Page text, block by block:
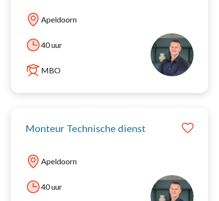
Apeldoorn
40 uur
MBO
Monteur Technische dienst
Apeldoorn
40 uur